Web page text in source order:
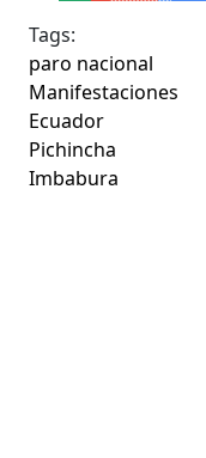
Tags:
paro nacional
Manifestaciones
Ecuador
Pichincha
Imbabura